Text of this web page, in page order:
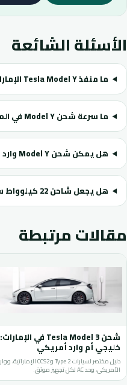
الأسئلة الشائعة
ما منفذ Tesla Model Y الإماراتية؟
ما سرعة شحن Model Y في المنزل؟
هل يمكن شحن Model Y وارد أمريكا في الإمارات؟
هل يجعل شاحن 22 كيلوواط سيارة Model Y تشحن بقدرة 22 كيلوواط؟
مقالات مرتبطة
شحن Tesla Model 3 في الإمارات:
خليجي أم وارد أمريكي
الأمريكي، وحد AC لكل تجهيز موثق.